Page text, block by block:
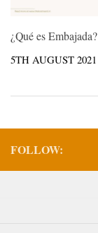
¿Qué es Embajada?
5TH AUGUST 2021
FOLLOW: